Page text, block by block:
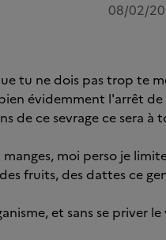
08/02/
tu ne dois pas trop te
évidemment l'arrêt de
de ce sevrage ce sera à
moi perso je
fruits, des dattes ce
et sans se priver le